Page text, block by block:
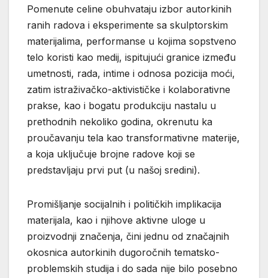
Pomenute celine obuhvataju izbor autorkinih
ranih radova i eksperimente sa skulptorskim
materijalima, performanse u kojima sopstveno
telo koristi kao medij, ispitujući granice između
umetnosti, rada, intime i odnosa pozicija moći,
zatim istraživačko-aktivističke i kolaborativne
prakse, kao i bogatu produkciju nastalu u
prethodnih nekoliko godina, okrenutu ka
proučavanju tela kao transformativne materije,
a koja uključuje brojne radove koji se
predstavljaju prvi put (u našoj sredini).
Promišljanje socijalnih i političkih implikacija
materijala, kao i njihove aktivne uloge u
proizvodnji značenja, čini jednu od značajnih
okosnica autorkinih dugoročnih tematsko-
problemskih studija i do sada nije bilo posebno